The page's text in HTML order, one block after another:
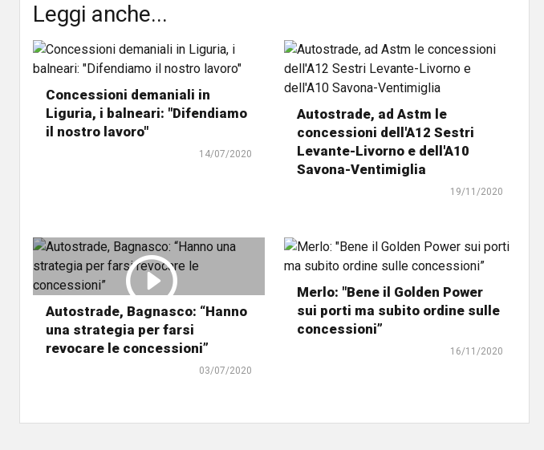
Leggi anche...
Concessioni demaniali in
Liguria, i balneari: "Difendiamo
il nostro lavoro"
14/07/2020
Autostrade, ad Astm le
concessioni dell'A12 Sestri
Levante-Livorno e dell'A10
Savona-Ventimiglia
19/11/2020
Autostrade, Bagnasco: “Hanno
una strategia per farsi
revocare le concessioni”
03/07/2020
Merlo: "Bene il Golden Power
sui porti ma subito ordine sulle
concessioni”
16/11/2020